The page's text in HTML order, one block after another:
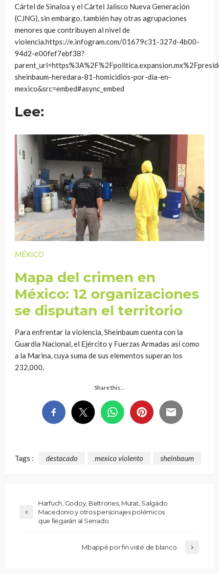
Cártel de Sinaloa y el Cártel Jalisco Nueva Generación
(CJNG), sin embargo, también hay otras agrupaciones
menores que contribuyen al nivel de
violencia.https://e.infogram.com/01679c31-327d-4b00-
94d2-e00fef7ebf38?
sheinbaum-heredara-81-homicidios-por-dia-en-
mexico&src=embed#async_embed
Lee:
MÉXICO
Mapa del crimen en
México: 12 organizaciones
se disputan el territorio
Para enfrentar la violencia, Sheinbaum cuenta con la
Guardia Nacional, el Ejército y Fuerzas Armadas así como
a la Marina, cuya suma de sus elementos superan los
232,000.
Share this…
Tags : destacado mexico violento sheinbaum
Harfuch, Godoy, Beltrones, Murat, Salgado
Macedonio y otros personajes polémicos
que llegarán al Senado.
Mbappé por fin viste de blanco.